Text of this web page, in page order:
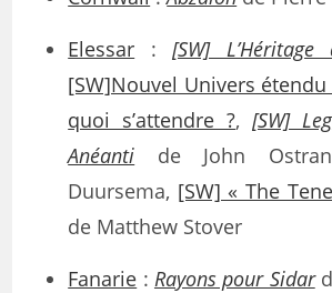
Elessar :[SW]
[SW]Nouvel Univers étendu
quoi s’attendre ?,[SW]
Anéanti de John
Duursema, [SW] « The
de Matthew Stover
Fanarie : Rayons pour Sidar